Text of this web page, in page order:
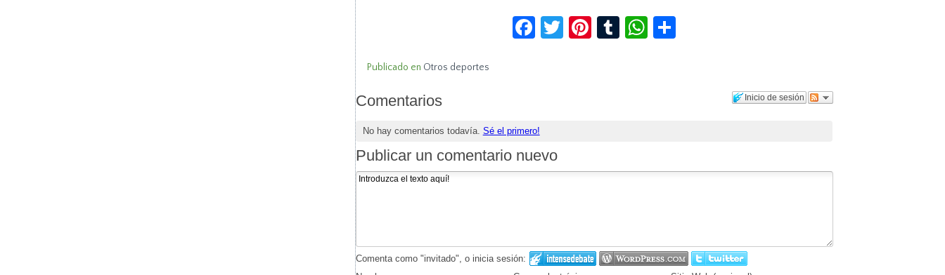
Facebook
Twitter
Pinterest
TumblrWhatsApp
Publicado en Otros deportes
Inicio de sesión
Comentarios
No hay comentarios todavía. Sé el primero!
Publicar un comentario nuevo
Comenta como "invitado", o inicia sesión: